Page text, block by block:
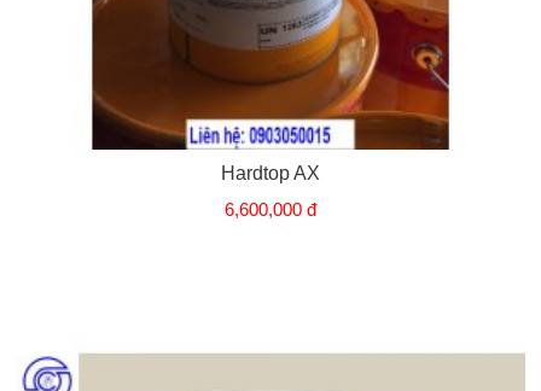
Hardtop AX
6,600,000 đ